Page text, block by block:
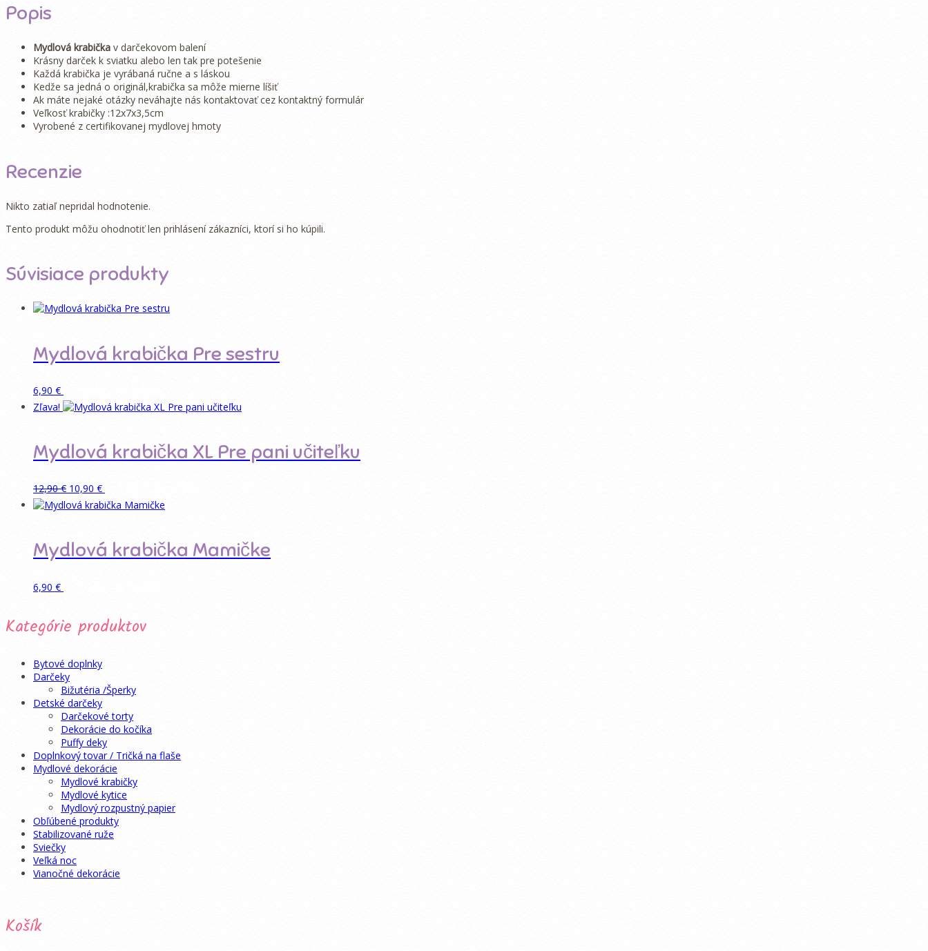
Popis
Mydlová krabička v darčekovom balení
Krásny darček k sviatku alebo len tak pre potešenie
Každá krabička je vyrábaná ručne a s láskou
Kedže sa jedná o originál,krabička sa môže mierne líšiť
Ak máte nejaké otázky neváhajte nás kontaktovať cez kontaktný formulár
Veľkosť krabičky :12x7x3,5cm
Vyrobené z certifikovanej mydlovej hmoty
Recenzie
Nikto zatiaľ nepridal hodnotenie.
Tento produkt môžu ohodnotiť len prihlásení zákazníci, ktorí si ho kúpili.
Súvisiace produkty
Mydlová krabička Pre sestru
6,90 €
Zľava!
Mydlová krabička XL Pre pani učiteľku
12,90€ Pôvodná
cena
bola:
10,90 €Aktuálna
cena
je:
Možnosti
Mydlová krabička Mamičke
6,90 €
Kategórie produktov
Bytové doplnky
Darčeky
Bižutéria /Šperky
Detské darčeky
Darčekové torty
Dekorácie do kočíka
Puffy deky
Doplnkový tovar / Tričká na flaše
Mydlové dekorácie
Mydlové krabičky
Mydlové kytice
Mydlový rozpustný papier
Obľúbené produkty
Stabilizované ruže
Sviečky
Veľká noc
Vianočné dekorácie
Košík